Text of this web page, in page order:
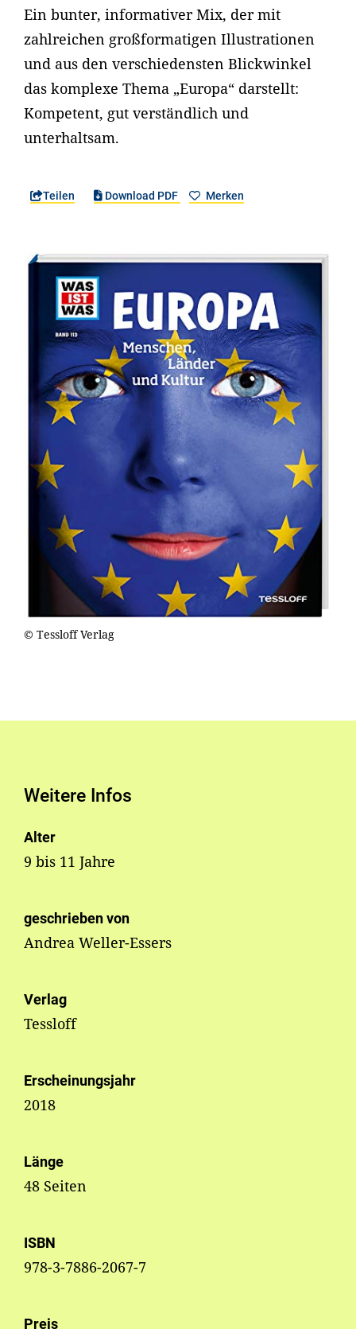
Ein bunter, informativer Mix, der mit
zahlreichen großformatigen Illustrationen
und aus den verschiedensten Blickwinkel
das komplexe Thema „Europa“ darstellt:
Kompetent, gut verständlich und
unterhaltsam.
Teilen Download PDF Merken
© Tessloff Verlag
Weitere Infos
Alter
9 bis 11 Jahre
geschrieben von
Andrea Weller-Essers
Verlag
Tessloff
Erscheinungsjahr
2018
Länge
48 Seiten
ISBN
978-3-7886-2067-7
Preis